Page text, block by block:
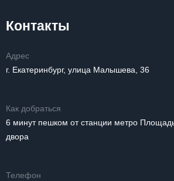
Контакты
Адрес
г. Екатеринбург, улица Малышева, 36
Как добраться
6 минут пешком от станции метро
двора
Телефон